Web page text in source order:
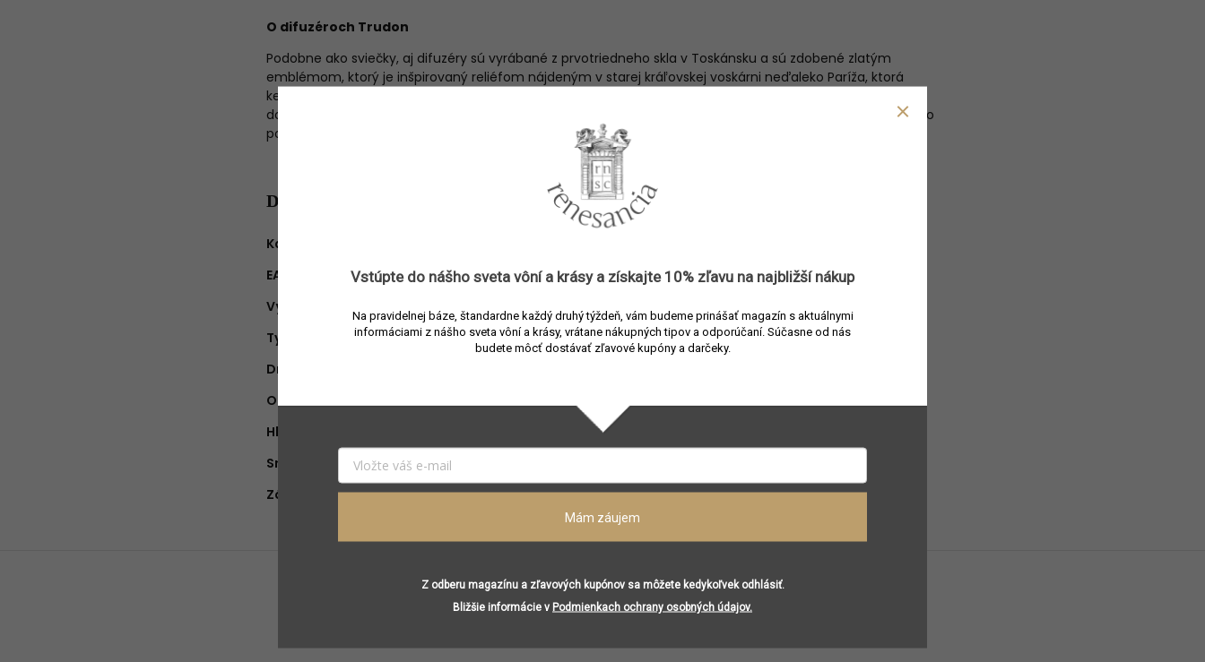
O difuzéroch Trudon
Podobne ako sviečky, aj difuzéry sú vyrábané z prvotriedneho skla v Toskánsku a sú zdobené zlatým
emblémom, ktorý je inšpirovaný reliéfom nájdeným v starej kráľovskej voskárni neďaleko Paríža, ktorá
kedysi patrila rodine Trudon a v súčasnosti je sídlom cirkevnho rádu Saint-Joseph de Cluny. Každý flakón
dopĺňa 8 prírodných ratanových tyčiniek. Bytový difuzér Trudon s 350 ml náplňou sa postupne odparuje vo
po dobu 3-4 mesiacov a dotvára tak nezameniteľnú atmosféru vášho domova.
Dodatočné parametre
Kategória
EAN
3397696469424
Výrobca
Typ produktu:
Náplne do difuzérov
Druh vône
Objem náplne:
Hlava
Čierne ríbezle, citrón, klinček, zázvor, mäta, jablko
Srdce
Jazmín
Základ
Vanilka
Podobné (8)
Vstúpte do nášho sveta vôní a krásy a získajte 10% zľavu na najbližší nákup
Na pravidelnej báze, štandardne každý druhý týždeň, vám budeme prinášať magazín s aktuálnymi
informáciami z nášho sveta vôní a krásy, vrátane nákupných tipov a odporúčaní. Súčasne od nás
budete môcť dostávať zľavové kupóny a darčeky.
Mám záujem
Z odberu magazínu a zľavových kupónov sa môžete kedykoľvek odhlásiť.
Bližšie informácie v Podmienkach ochrany osobných údajov.